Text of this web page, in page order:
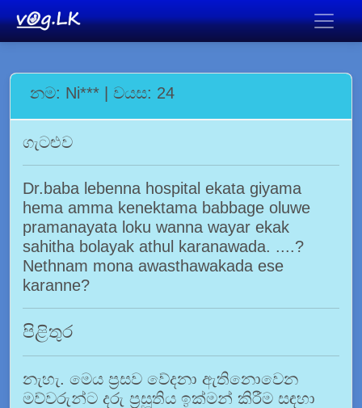
නම: Ni*** | වයස: 24
ගැටළුව
Dr.baba lebenna hospital ekata giyama
hema amma kenektama babbage oluwe
pramanayata loku wanna wayar ekak
sahitha bolayak athul karanawada. ....?
Nethnam mona awasthawakada ese
karanne?
පිළිතුර
නැහැ. මෙය ප්‍රසව වේදනා ඇතිනොවෙන
මව්වරුන්ට දරු ප්‍රසූතිය ඉක්මන් කිරීම සඳහා